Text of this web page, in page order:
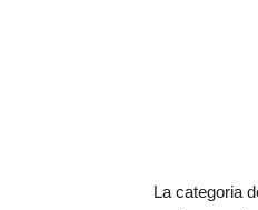
La categoria